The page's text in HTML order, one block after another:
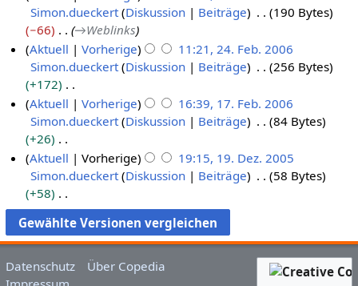
0
e
B
e
a
r
b
e
i
t
u
n
g
s
z
s
z
0
e
i
n
e
B
e
a
r
b
e
i
t
u
n
s
Simon.dueckert Diskussion Beiträge
190 Bytes
−66
→Weblinks
b
r
0
Aktuell Vorherige
11:21, 24. Feb. 2006
Simon.dueckert Diskussion Beiträge
256 Bytes
+172
K
e
i
n
e
B
e
a
r
b
r
a
Aktuell Vorherige
16:39, 17. Feb. 2006
Simon.dueckert Diskussion Beiträge
84 Bytes
+26
K
e
i
n
e
B
e
a
.
D
z
Aktuell Vorherige
19:15, 19. Dez. 2005
Simon.dueckert Diskussion Beiträge
58 Bytes
+58
K
e
i
n
e
Datenschutz
Über Copedia